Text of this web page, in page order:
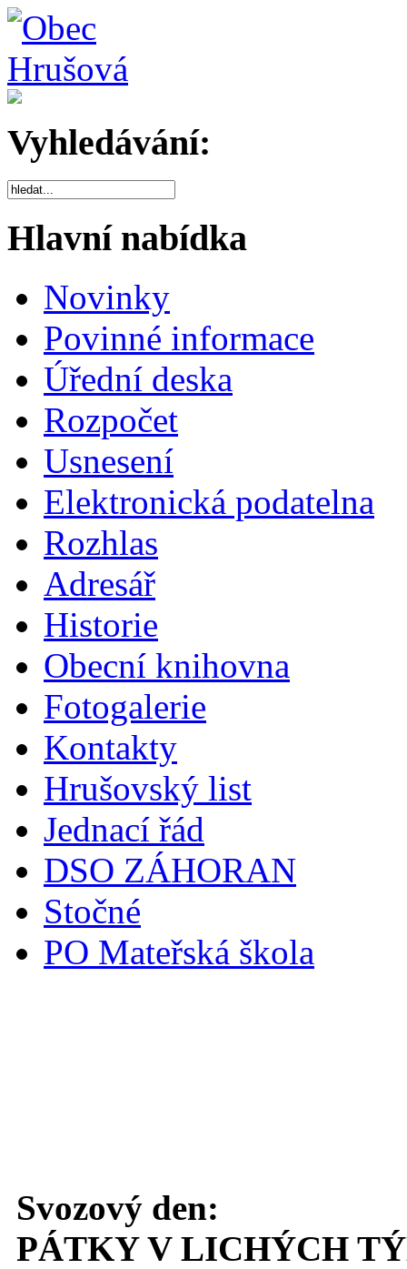
Vyhledávání:
Hlavní nabídka
Novinky
Povinné informace
Úřední deska
Rozpočet
Usnesení
Elektronická podatelna
Rozhlas
Adresář
Historie
Obecní knihovna
Fotogalerie
Kontakty
Hrušovský list
Jednací řád
DSO ZÁHORAN
Stočné
PO Mateřská škola
Svozový den:
PÁTKY V LICHÝCH